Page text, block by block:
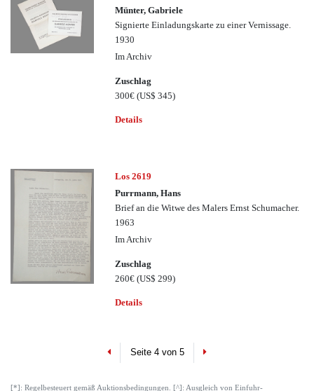
Münter, Gabriele
Signierte Einladungskarte zu einer Vernissage.
1930
Im Archiv
Zuschlag
300€(US$ 345)
Details
Los 2619
Purrmann, Hans
Brief an die Witwe des Malers Ernst Schumacher.
1963
Im Archiv
Zuschlag
260€(US$ 299)
Details
PreviousSeite 4 von 5 Next
[*]: Regelbesteuert gemäß Auktionsbedingungen. [^]: Ausgleich von Einfuhr-